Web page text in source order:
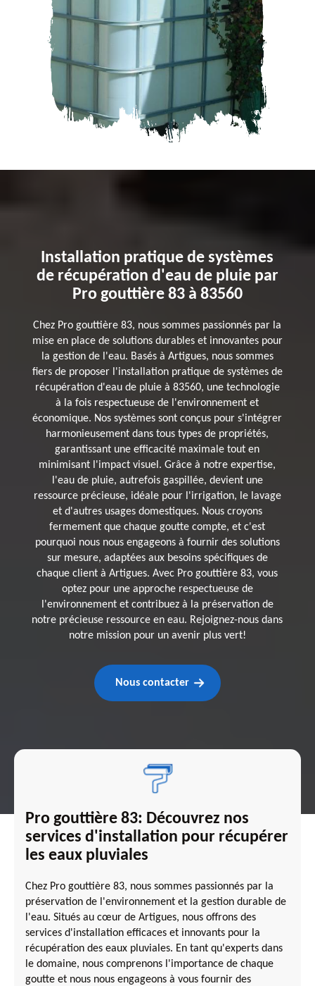
Installation pratique de systèmes
de récupération d'eau de pluie par
Pro gouttière 83 à 83560
Chez Pro gouttière 83, nous sommes passionnés par la
mise en place de solutions durables et innovantes pour
la gestion de l'eau. Basés à Artigues, nous sommes
fiers de proposer l'installation pratique de systèmes de
récupération d'eau de pluie à 83560, une technologie
à la fois respectueuse de l'environnement et
économique. Nos systèmes sont conçus pour s'intégrer
harmonieusement dans tous types de propriétés,
garantissant une efficacité maximale tout en
minimisant l'impact visuel. Grâce à notre expertise,
l'eau de pluie, autrefois gaspillée, devient une
ressource précieuse, idéale pour l'irrigation, le lavage
et d'autres usages domestiques. Nous croyons
fermement que chaque goutte compte, et c'est
pourquoi nous nous engageons à fournir des solutions
sur mesure, adaptées aux besoins spécifiques de
chaque client à Artigues. Avec Pro gouttière 83, vous
optez pour une approche respectueuse de
l'environnement et contribuez à la préservation de
notre précieuse ressource en eau. Rejoignez-nous dans
notre mission pour un avenir plus vert!
Nous contacter
Pro gouttière 83: Découvrez nos
services d'installation pour récupérer
les eaux pluviales
Chez Pro gouttière 83, nous sommes passionnés par la
préservation de l'environnement et la gestion durable de
l'eau. Situés au cœur de Artigues, nous offrons des
services d'installation efficaces et innovants pour la
récupération des eaux pluviales. En tant qu'experts dans
le domaine, nous comprenons l'importance de chaque
goutte et nous nous engageons à vous fournir des